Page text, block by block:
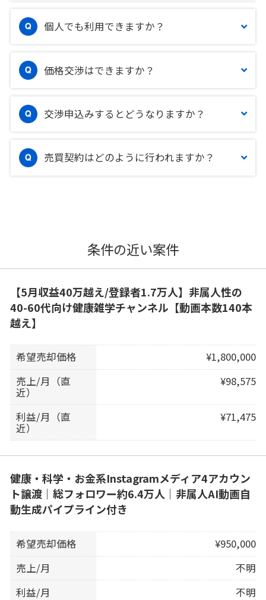
個人でも利用できますか？
価格交渉はできますか？
交渉申込みするとどうなりますか？
売買契約はどのように行われますか？
条件の近い案件
【5月収益40万越え/登録者1.7万人】非属人性の
40-60代向け健康雑学チャンネル【動画本数140本
越え】
希望売却価格
¥1,800,000
売上/月（直
近）
¥98,575
利益/月（直
近）
¥71,475
健康・科学・お金系Instagramメディア4アカウン
ト譲渡｜総フォロワー約6.4万人｜非属人AI動画自
動生成パイプライン付き
希望売却価格
¥950,000
売上/月
不明
利益/月
不明